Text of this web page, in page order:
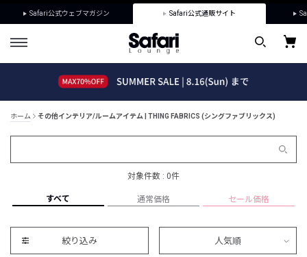
Safari公式ウェブマガジン Safari公式通販サイト
ホーム その他インテリア/ルームアイテム | THING FABRICS (シングファブリックス)
対象件数 : 0件
すべて 通常価格 セール価格
絞り込み 人気順